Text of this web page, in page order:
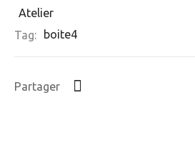
Atelier
Tag:
boite4
Partager